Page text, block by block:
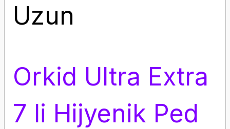
Uzun
Orkid Ultra Extra
7 li Hijyenik Ped